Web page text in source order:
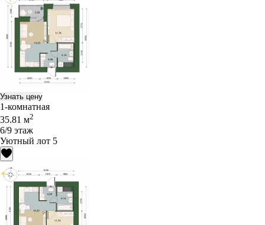
Узнать цену
1-комнатная
35.81 м2
6/9 этаж
Уютный лот 5